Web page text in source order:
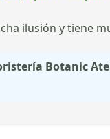
ilusión y tiene
Botanic